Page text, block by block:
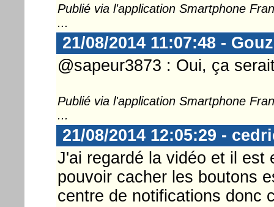
Publié via l'application Smartphone
...
21/08/2014 11:07:48 -
@sapeur3873 : Oui, ça
Publié via l'application Smartphone
...
21/08/2014 12:05:29 -
J'ai regardé la vidéo et il est
pouvoir cacher les boutons
centre de notifications donc